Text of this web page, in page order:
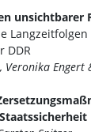
unsichtbarer
DDR
Veronika Engert